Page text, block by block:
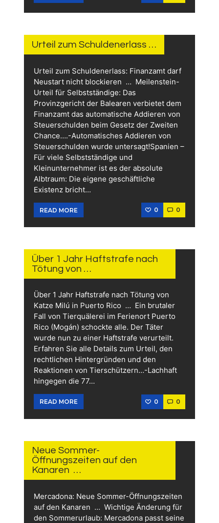
Urteil zum Schuldenerlass …
Urteil zum Schuldenerlass: Finanzamt darf
Neustart nicht blockieren … Meilenstein-
Urteil für Selbstständige: Das
Provinzgericht der Balearen verbietet dem
Finanzamt das automatische Addieren von
Steuerschulden beim Gesetz der Zweiten
Chance….-Automatisches Addieren von
Steuerschulden wurde untersagt!Spanien –
Für viele Selbstständige und
Kleinunternehmer ist es der absolute
Albtraum: Die eigene geschäftliche
Existenz bricht…
READ MORE 0 0
2026
Über 1 Jahr Haftstrafe nach
Tötung von …
Über 1 Jahr Haftstrafe nach Tötung von
Katze Milú in Puerto Rico … Ein brutaler
Fall von Tierquälerei im Ferienort Puerto
Rico (Mogán) schockte alle. Der Täter
wurde nun zu einer Haftstrafe verurteilt.
Erfahren Sie alle Details zum Urteil, den
rechtlichen Hintergründen und den
Reaktionen von Tierschützern…-Lachhaft
hingegen die 77…
READ MORE 0 0
Neue Sommer-
Öffnungszeiten auf den
Kanaren …
Mercadona: Neue Sommer-Öffnungszeiten
auf den Kanaren … Wichtige Änderung für
den Sommerurlaub: Mercadona passt seine